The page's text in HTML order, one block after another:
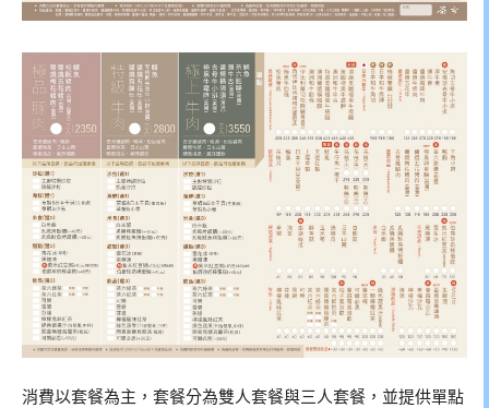
消費以套餐為主，套餐分為雙人套餐與三人套餐，並提供單點